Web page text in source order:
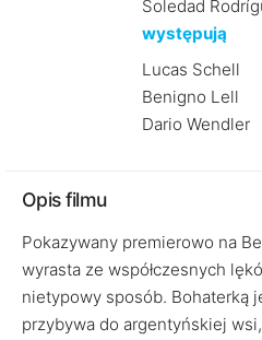
Soledad
występują
Lucas Schell
Benigno Lell
Dario Wendler
Opis filmu
Pokazywany premierowo na
wyrasta ze współczesnych
nietypowy sposób. Bohaterką
przybywa do argentyńskiej